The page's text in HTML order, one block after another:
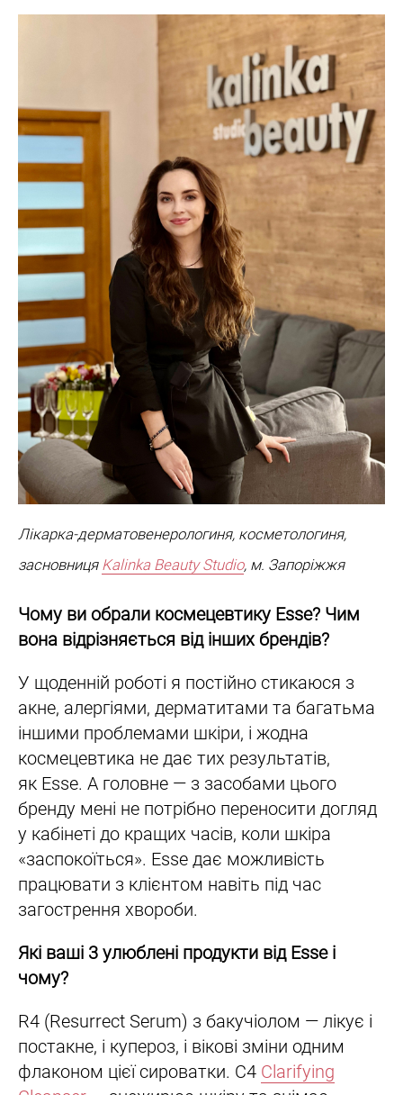
Лікарка-дерматовенерологиня, косметологиня,
засновниця Kalinka Beauty Studio, м. Запоріжжя
Чому ви обрали космецевтику Esse? Чим
вона відрізняється від інших брендів?
У щоденній роботі я постійно стикаюся з
акне, алергіями, дерматитами та багатьма
іншими проблемами шкіри, і жодна
космецевтика не дає тих результатів,
як Esse. А головне — з засобами цього
бренду мені не потрібно переносити догляд
у кабінеті до кращих часів, коли шкіра
«заспокоїться». Esse дає можливість
працювати з клієнтом навіть під час
загострення хвороби.
Які ваші 3 улюблені продукти від Esse і
чому?
R4 (Resurrect Serum) з бакучіолом — лікує і
постакне, і купероз, і вікові зміни одним
флаконом цієї сироватки. С4 Clarifying